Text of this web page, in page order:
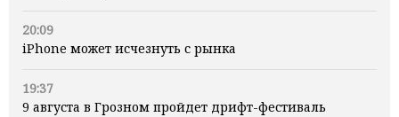
20:09
iPhone может исчезнуть с рынка
19:37
9 августа в Грозном пройдет дрифт-фестиваль